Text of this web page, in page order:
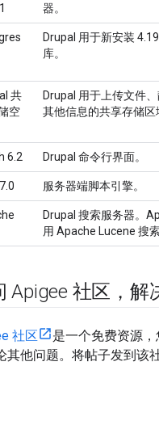
器。
Drupal 用于新安装
库。
共
空
Drupal 用于上传文件
其他信息的共享存储区
6.2 Drupal 命令行界面。
服务器端脚本引擎。
Drupal 搜索服务器。
用 Apache Lucene 搜索
Apigee 社区，解
社区
是一个免费资源
其他问题。将帖子发到该